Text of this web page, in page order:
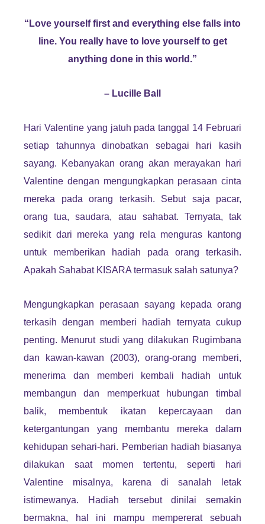
“Love yourself first and everything else falls into
line. You really have to love yourself to get
anything done in this world.”
– Lucille Ball
Hari Valentine yang jatuh pada tanggal 14 Februari
setiap tahunnya dinobatkan sebagai hari kasih
sayang. Kebanyakan orang akan merayakan hari
Valentine dengan mengungkapkan perasaan cinta
mereka pada orang terkasih. Sebut saja pacar,
orang tua, saudara, atau sahabat. Ternyata, tak
sedikit dari mereka yang rela menguras kantong
untuk memberikan hadiah pada orang terkasih.
Apakah Sahabat KISARA termasuk salah satunya?
Mengungkapkan perasaan sayang kepada orang
terkasih dengan memberi hadiah ternyata cukup
penting. Menurut studi yang dilakukan Rugimbana
dan kawan-kawan (2003), orang-orang memberi,
menerima dan memberi kembali hadiah untuk
membangun dan memperkuat hubungan timbal
balik, membentuk ikatan kepercayaan dan
ketergantungan yang membantu mereka dalam
kehidupan sehari-hari. Pemberian hadiah biasanya
dilakukan saat momen tertentu, seperti hari
Valentine misalnya, karena di sanalah letak
istimewanya. Hadiah tersebut dinilai semakin
bermakna, hal ini mampu mempererat sebuah